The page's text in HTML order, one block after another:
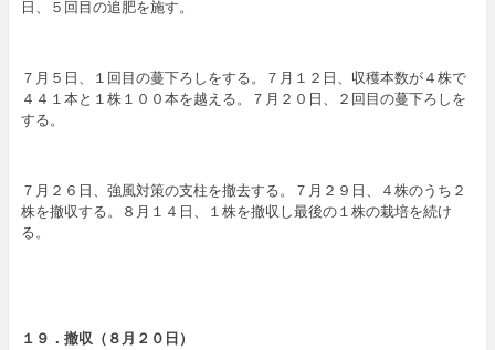
日、５回目の追肥を施す。
７月５日、１回目の蔓下ろしをする。７月１２日、収穫本数が４株で
４４１本と１株１００本を越える。７月２０日、２回目の蔓下ろしを
する。
７月２６日、強風対策の支柱を撤去する。７月２９日、４株のうち２
株を撤収する。８月１４日、１株を撤収し最後の１株の栽培を続け
る。
１９．撤収（８ 月２０日）